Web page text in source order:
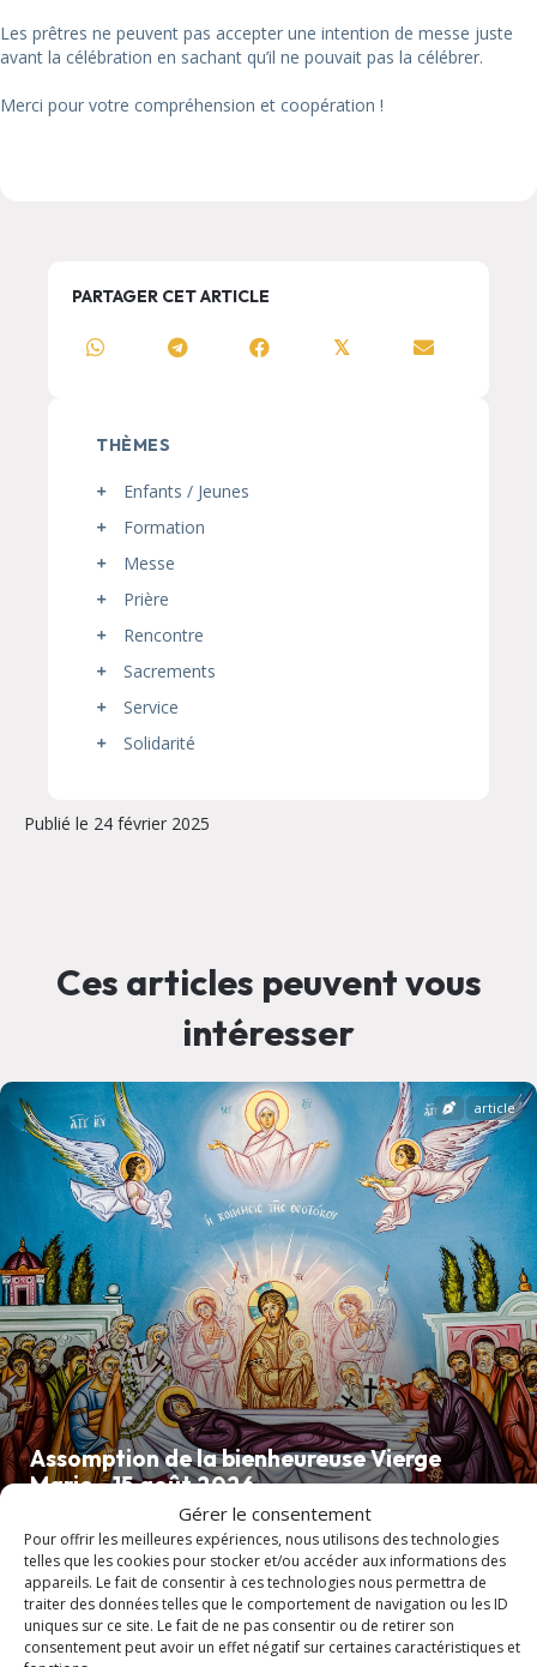
Gérer le consentement
Pour offrir les meilleures expériences, nous utilisons des technologies
telles que les cookies pour stocker et/ou accéder aux informations des
appareils. Le fait de consentir à ces technologies nous permettra de
traiter des données telles que le comportement de navigation ou les ID
uniques sur ce site. Le fait de ne pas consentir ou de retirer son
consentement peut avoir un effet négatif sur certaines caractéristiques et
Les prêtres ne peuvent pas accepter une intention de messe juste
avant la célébration en sachant qu’il ne pouvait pas la célébrer.
Merci pour votre compréhension et coopération !
PARTAGER CET ARTICLE
𝕏
THÈMES
Enfants / Jeunes
Formation
Messe
Prière
Rencontre
Sacrements
Service
Solidarité
Publié le 24 février 2025
Ces articles peuvent vous
intéresser
Assomption de la bienheureuse Vierge
Marie - 15 août 2026
article
article